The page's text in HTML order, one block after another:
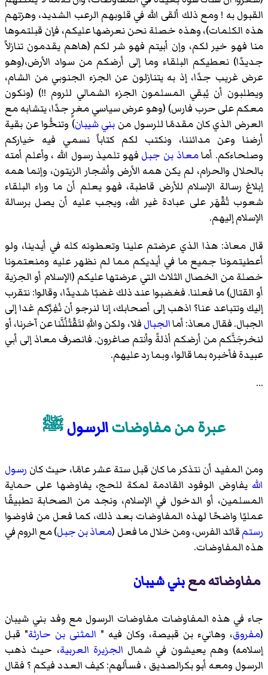
القبول به ! ومع ذلك ألقى الله في قلوبهم الرعب الشديد، وهزتهم
هذه الكلمات)، وهذه خصلة نحن نعرضها عليكم، فإن قبلتموها
منا فهو خير لكم، وإن أبيتم فهو شر لكم (هاهم يقدمون تنازلاً
جديدًا) نعطيكم البلقاء وما إلى أرضكم من سواد الأرض،(وهو
عرض غريب جدًا، إذ به يتنازلون عن الجزء الجنوبي من الشام،
ويطلبون أن يُبقي المسلمون الجزء الشمالي للروم !!) (ونكون
معكم على حرب فارس) (وهو عرض سياسي مغرٍ جدًا، يتشابه مع
العرض الذي كان مقدمًا للرسول من بني شيبان) وتنحُّوا عن بقية
أرضنا وعن مدائننا، ونكتب لكم كتاباً نسمي فيه خياركم
وصلحاءكم. أمامعاذ بن جبل فهو تلميذ رسول الله ، وأعلم أمته
بالحلال والحرام، لم يكن همه الأرض وأشجار الزيتون، وإنما همه
إبلاغ رسالة الإسلام للأرض قاطبة، فهو يعلم أن ما وراء البلقاء
شعوب تُقْهَر على عبادة غير الله، ويجب عليه أن يصل برسالة
الإسلام إليهم.
قال معاذ: هذا الذي عرضتم علينا وتعطونه كله في أيدينا، ولو
أعطيتمونا جميع ما في أيديكم مما لم نظهر عليه ومنعتمونا
خصلة من الخصال الثلاث التي عرضتها عليكم (الإسلام أو الجزية
أو القتال) ما فعلنا. فغضبوا عند ذلك غضبًا شديدًا، وقالوا: نتقرب
إليك وتتباعد عنا؟ اذهب إلى أصحابك، إنا لنرجو أن نُفِرَّكم غدا إلى
الجبال. فقال معاذ: أماالجبالفلا، ولكن واللهِ لتَقْتُلُنَّنا عن آخرنا، أو
لنخرجَنَّكم من أرضكم أذلةً وأنتم صاغرون. فانصرف معاذ إلى أبي
عبيدة فأخبره بما قالوا، وبما رد عليهم.
...
عبرة من مفاوضاتالرسولﷺ
ومن المفيد أن نتذكر ما كان قبل ستة عشر عامًا، حيث كان رسول
الله يفاوض الوفود القادمة لمكة للحج، يفاوضها على حماية
المسلمين، أو الدخول في الإسلام، ونجد من الصحابة تطبيقًا
عمليًا واضحًا لهذه المفاوضات بعد ذلك، كما فعل من فاوضوا
رستمقائد الفرس، ومن خلال ما فعل (معاذ بن جبل) مع الروم في
هذه المفاوضات.
مفاوضاته معبني شيبان
جاء في هذه المفاوضات مفاوضات الرسول مع وفد بني شيبان
(مفروق، وهانيء بن قبيصة، وكان فيه " المثنى بن حارثة" قبل
إسلامه) وهم يعيشون في شمال الجزيرة العربية، حيث ذهب
الرسول ومعه أبو بكرالصديق ، فسألهم: كيف العدد فيكم ؟ فقال